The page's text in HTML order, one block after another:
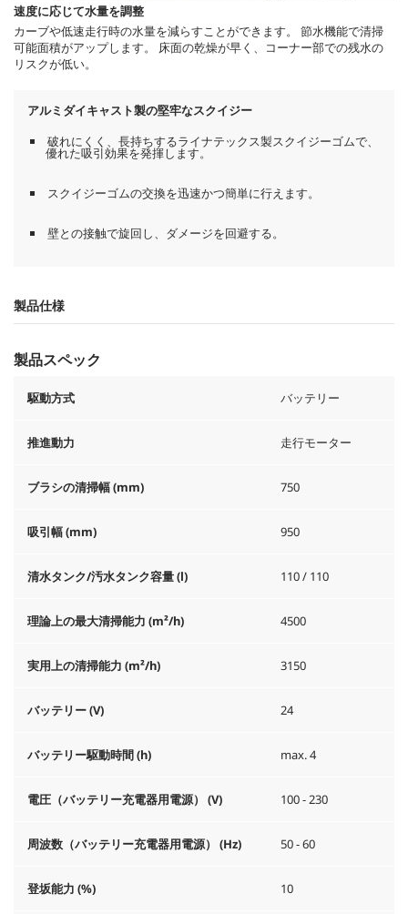
速度に応じて水量を調整
カーブや低速走行時の水量を減らすことができます。 節水機能で清掃
可能面積がアップします。 床面の乾燥が早く、コーナー部での残水の
リスクが低い。
アルミダイキャスト製の堅牢なスクイジー
破れにくく、長持ちするライナテックス製スクイジーゴムで、
優れた吸引効果を発揮します。
スクイジーゴムの交換を迅速かつ簡単に行えます。
壁との接触で旋回し、ダメージを回避する。
製品仕様
製品スペック
駆動方式 バッテリー
推進動力 走行モーター
ブラシの清掃幅 (mm) 750
吸引幅 (mm) 950
清水タンク/汚水タンク容量 (l) 110 / 110
理論上の最大清掃能力 (m²/h) 4500
実用上の清掃能力 (m²/h) 3150
バッテリー (V) 24
バッテリー駆動時間 (h) max. 4
電圧（バッテリー充電器用電源） (V) 100 - 230
周波数（バッテリー充電器用電源） (Hz) 50 - 60
登坂能力 (%) 10